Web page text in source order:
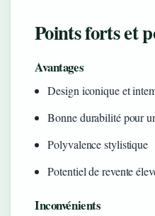
Points forts et
Avantages
Design iconique et
Bonne durabilité pour
Polyvalence stylistique
Potentiel de revente
Inconvénients